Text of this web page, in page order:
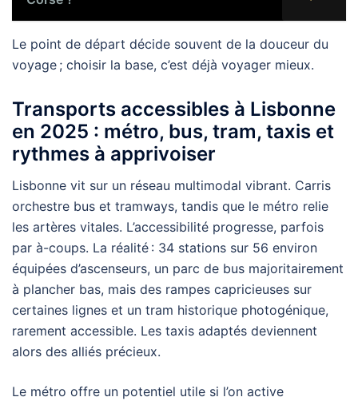
Le point de départ décide souvent de la douceur du
voyage ; choisir la base, c’est déjà voyager mieux.
Transports accessibles à Lisbonne
en 2025 : métro, bus, tram, taxis et
rythmes à apprivoiser
Lisbonne vit sur un réseau multimodal vibrant. Carris
orchestre bus et tramways, tandis que le métro relie
les artères vitales. L’accessibilité progresse, parfois
par à-coups. La réalité : 34 stations sur 56 environ
équipées d’ascenseurs, un parc de bus majoritairement
à plancher bas, mais des rampes capricieuses sur
certaines lignes et un tram historique photogénique,
rarement accessible. Les taxis adaptés deviennent
alors des alliés précieux.
Le métro offre un potentiel utile si l’on active